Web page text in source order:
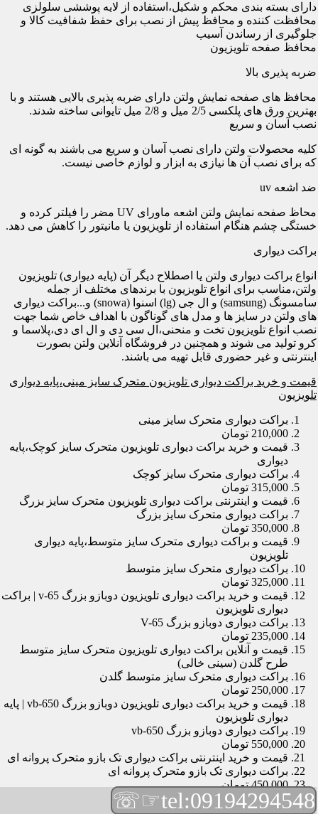
دارای بسته بندی محکم و شکیل،استفاده از لایه پوششی سلولزی
محافظت کننده و محافظ پیش از نصب برای حفظ شفافیت کالا و
جلوگیری از رساندن آسیب
محافظ صفحه تلویزیون
ضربه پذیری بالا
محافظ های صفحه نمایش ولتن دارای ضربه پذیری بالایی هستند و با
بهترین ورق های پلکسی 2/5 میل و 2/8 میل تایوانی ساخته شدند.
نصب آسان و سریع
کلیه محصولات ولتن دارای نصب آسان و سریع می باشند به گونه ای
که برای نصب آن ها نیازی به ابزار و لوازم خاصی نیست.
ضد اشعه uv
محاظ صفحه نمایش ولتن اشعه ماورای UV مضر را فیلتر کرده و
خستگی چشم هنگام استفاده از تلویزیون یا مانیتور را کاهش می دهد.
براکت دیواری
انواع براکت دیواری ولتن یا اصطلاح دیگر آن (پایه دیواری) تلویزیون
ولتن،مناسب برای انواع تلویزیون با برندهای مختلف از جمله
سامسونگ (samsung) و ال جی (lg) اسنوا (snowa) و...براکت دیواری
های ولتن در سایز ها و مدل های گوناگون با اهداف خاص شما جهت
نصب انواع تلویزیون تخت و منحنی،ال سی دی و ال ای دی،پلاسما و
کرو تولید می شوند و همچنین در فروشگاه آنلاین ولتن بصورت
اینترنتی و غیر حضوری قابل تهیه می باشند.
قیمت و خرید براکت دیواری تلویزیون متحرک سایز مینی،پایه دیواری
تلویزیون
براکت دیواری متحرک سایز مینی
210,000 تومان
قیمت و خرید براکت دیواری تلویزیون متحرک سایز کوچک،پایه
دیواری
براکت دیواری متحرک سایز کوچک
315,000 تومان
قیمت و اینترنتی براکت دیواری تلویزیون متحرک سایز بزرگ
براکت دیواری متحرک سایز بزرگ
350,000 تومان
قیمت و براکت دیواری متحرک سایز متوسط،پایه دیواری
تلویزیون
براکت دیواری متحرک سایز متوسط
325,000 تومان
قیمت و خرید براکت دیواری تلویزیون دوبازو بزرگ v-65 | براکت
دیواری تلویزیون
براکت دیواری دوبازو بزرگ V-65
235,000 تومان
قیمت و آنلاین براکت دیواری تلویزیون متحرک سایز متوسط
طرح گلدن (سینی خالی)
براکت دیواری متحرک سایز متوسط گلدن
250,000 تومان
قیمت و خرید براکت دیواری تلویزیون دوبازو بزرگ vb-650 | پایه
دیواری تلویزیون
براکت دیواری دوبازو بزرگ vb-650
550,000 تومان
قیمت و خرید اینترنتی براکت دیواری تک بازو متحرک پروانه ای
براکت دیواری تک بازو متحرک پروانه ای
450,000 تومان
قیمت و براکت دیواری تلویزیون مچی | براکت دیواری تلویزیون
tel:09194294548
☞☏